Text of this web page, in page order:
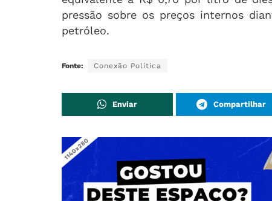
pressão sobre os preços internos
petróleo.
Fonte: Conexão Política
Enviar Compartilhar